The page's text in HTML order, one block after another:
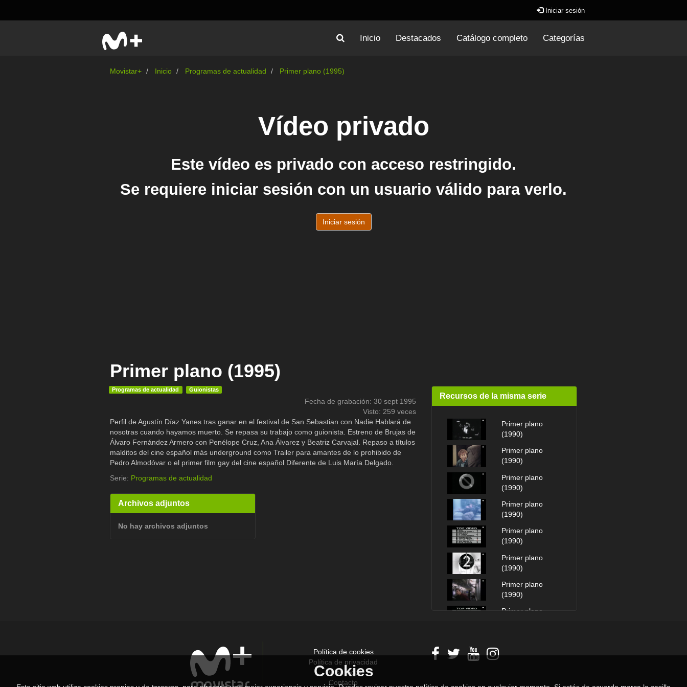
Iniciar sesión
Inicio Destacados Catálogo completo Categorías
Movistar+ Inicio Programas de actualidad Primer plano (1995)
Primer plano (1995)
Programas de actualidad Guionistas
Fecha de grabación: 30 sept 1995
Visto: 259 veces
Perfil de Agustín Díaz Yanes tras ganar en el festival de San Sebastian con Nadie Hablará de
nosotras cuando hayamos muerto. Se repasa su trabajo como guionista. Estreno de Brujas de
Álvaro Fernández Armero con Penélope Cruz, Ana Álvarez y Beatriz Carvajal. Repaso a títulos
malditos del cine español más underground como Trailer para amantes de lo prohibido de
Pedro Almodóvar o el primer film gay del cine español Diferente de Luis María Delgado.
Serie: Programas de actualidad
Archivos adjuntos
No hay archivos adjuntos
Recursos de la misma serie
Primer plano
(1990)
Primer plano
(1990)
Primer plano
(1990)
Primer plano
(1990)
Primer plano
(1990)
Primer plano
(1990)
Primer plano
(1990)
Primer plano
Política de cookies
Política de privacidad
Aviso legal
Contacto
Cookies